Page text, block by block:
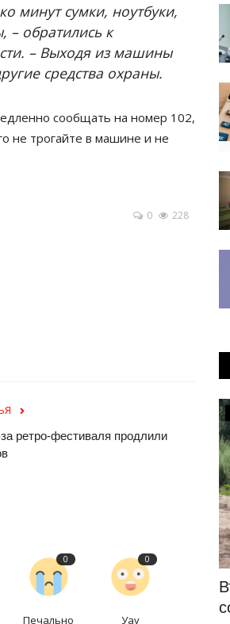
минут сумки, ноутбуки,
– обратились к
– Выходя из машины
средства охраны.
сообщать на номер 102,
не трогайте в машине и не
0 228
ретро-фестиваля продлили
0
Печально
0
Уау
области строят